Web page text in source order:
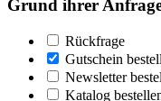
Grund ihrer
Rückfrage
Gutschein
Newsletter
Katalog